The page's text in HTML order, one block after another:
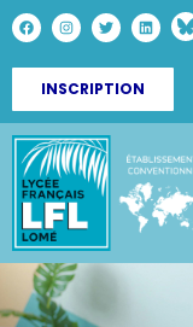
INSCRIPTION